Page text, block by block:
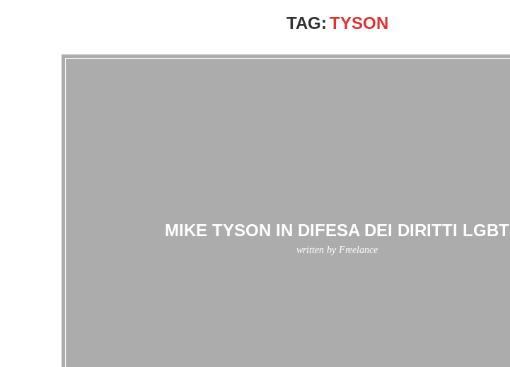
TAG: TYSON
MIKE TYSON IN DIFESA DEI DIRITTI LGBT
written by Freelance